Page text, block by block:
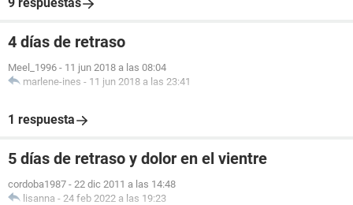
4 días de retraso
Meel_1996 - 11 jun 2018 a las 08:04
marlene-ines - 11 jun 2018 a las 23:41
1 respuesta
5 días de retraso y dolor en el vientre
cordoba1987 - 22 dic 2011 a las 14:48
lisanna - 24 feb 2022 a las 19:23